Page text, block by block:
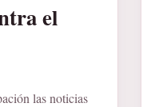
el
las noticias